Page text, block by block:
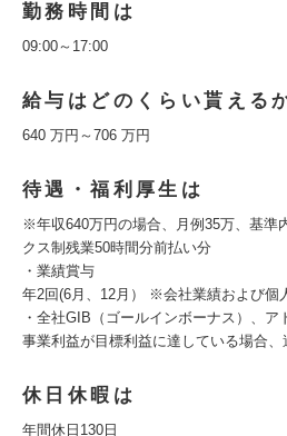
勤務時間は
09:00～17:00
給与はどのくらい貰える
640 万円～706 万円
待遇・福利厚生は
※年収640万円の場合、月例35万、基準
クス制残業50時間分前払い分
・業績賞与
年2回(6月、12月） ※会社業績および個
・全社GIB（ゴールインボーナス）、ア
事業利益が目標利益に達している場合
休日休暇は
年間休日130日